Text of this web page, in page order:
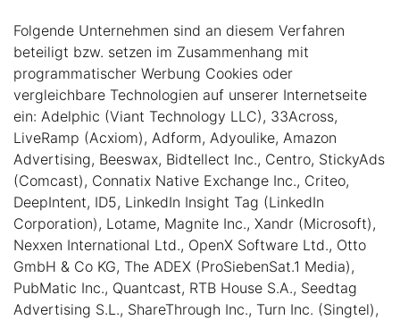
Folgende Unternehmen sind an diesem Verfahren
beteiligt bzw. setzen im Zusammenhang mit
programmatischer Werbung Cookies oder
vergleichbare Technologien auf unserer Internetseite
ein: Adelphic (Viant Technology LLC), 33Across,
LiveRamp (Acxiom), Adform, Adyoulike, Amazon
Advertising, Beeswax, Bidtellect Inc., Centro, StickyAds
(Comcast), Connatix Native Exchange Inc., Criteo,
DeepIntent, ID5, LinkedIn Insight Tag (LinkedIn
Corporation), Lotame, Magnite Inc., Xandr (Microsoft),
Nexxen International Ltd., OpenX Software Ltd., Otto
GmbH & Co KG, The ADEX (ProSiebenSat.1 Media),
PubMatic Inc., Quantcast, RTB House S.A., Seedtag
Advertising S.L., ShareThrough Inc., Turn Inc. (Singtel),